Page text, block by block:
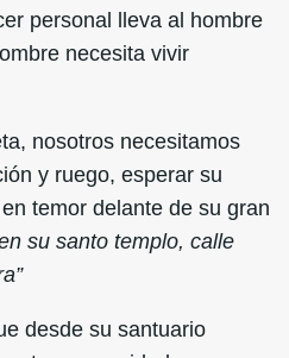
personal lleva al hombre
necesita vivir
nosotros necesitamos
y ruego, esperar su
temor delante de su gran
su santo templo, calle
desde su santuario